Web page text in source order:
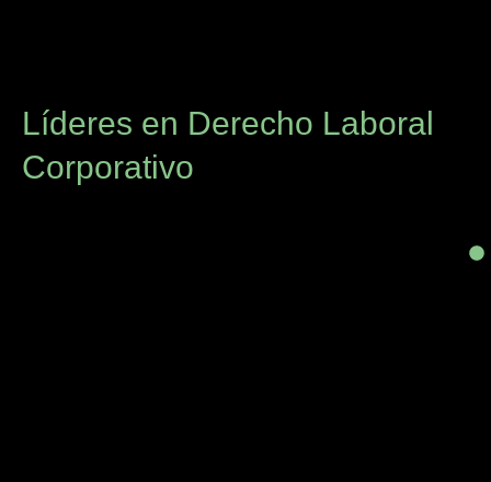
Líderes en Derecho Laboral
Corporativo